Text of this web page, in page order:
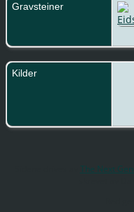
Gravsteiner
Kilder
The Next